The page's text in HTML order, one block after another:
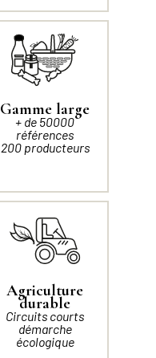
Gamme large
+ de 50000
références
200 producteurs
Agriculture
durable
Circuits courts
démarche
écologique